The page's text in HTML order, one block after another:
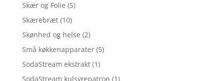
Skær og Folie (5)
Skærebræt (10)
Skønhed og helse (2)
Små køkkenapparater (5)
SodaStream ekstrakt (1)
SodaStream kulsyrepatron (1)